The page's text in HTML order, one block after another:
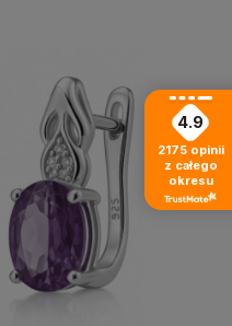
4.9
2175 opinii
z całego
okresu